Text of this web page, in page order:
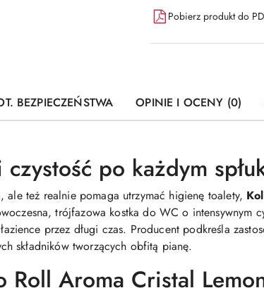
Pobierz produkt do
BEZPIECZEŃSTWA OPINIE I OCENY (0)
po każdym
ale też realnie pomaga utrzymać higienę toalety,
trójfazowa kostka do WC o intensywnym
przez długi czas. Producent podkreśla
składników tworzących obfitą pianę.
Roll Aroma Cristal